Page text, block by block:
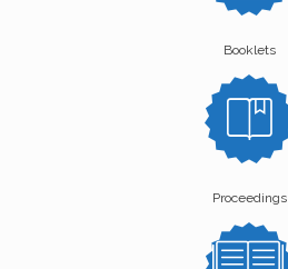
Booklets
Proceedings